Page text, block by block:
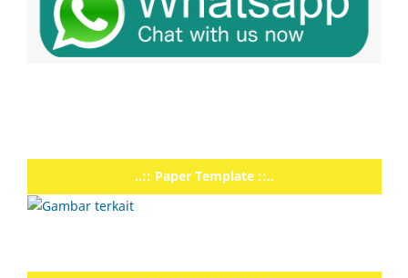
..:: Paper Template ::..